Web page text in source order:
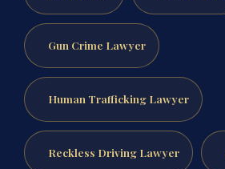
Gun Crime Lawyer
Human Trafficking Lawyer
Reckless Driving Lawyer